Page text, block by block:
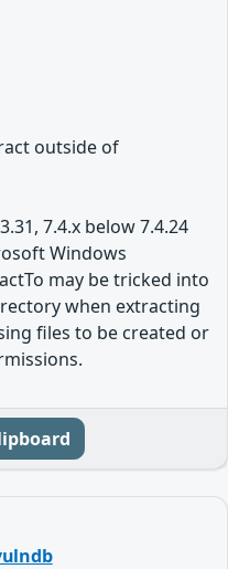
outside of
7.4.x below 7.4.24
Windows
may be tricked into
when extracting
files to be created or